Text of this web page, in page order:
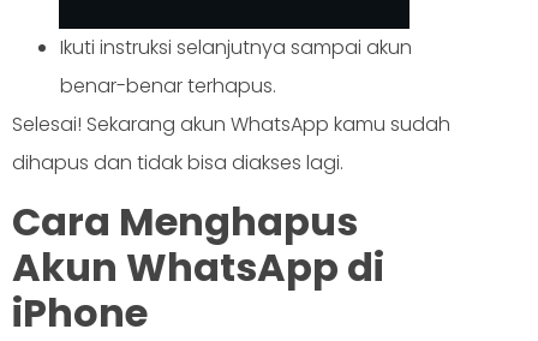
Ikuti instruksi selanjutnya sampai akun
benar-benar terhapus.
Selesai! Sekarang akun WhatsApp kamu sudah
dihapus dan tidak bisa diakses lagi.
Cara Menghapus
Akun WhatsApp di
iPhone